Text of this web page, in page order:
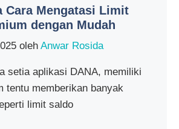
Cara Mengatasi Limit
dengan Mudah
oleh Anwar Rosida
setia aplikasi DANA, memiliki
tentu memberikan banyak
limit saldo